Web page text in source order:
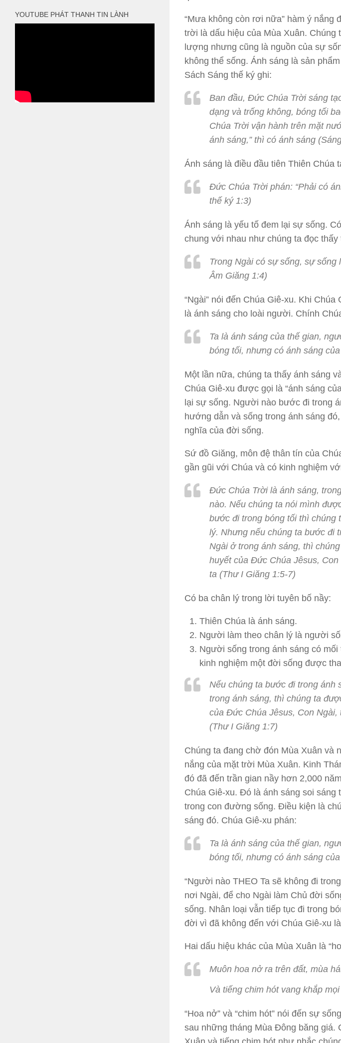
“Mưa không còn rơi nữa” hàm ý nắng
trời là dấu hiệu của Mùa Xuân. Chúng
lượng nhưng cũng là nguồn của sự
không thể sống. Ánh sáng là sản
Sách Sáng thế ký ghi:
Ban đầu, Đức Chúa Trời sáng
dạng và trống không, bóng tối
Chúa Trời vận hành trên mặt
ánh sáng,” thì có ánh sáng
Ánh sáng là điều đầu tiên Thiên Chúa
Đức Chúa Trời phán: “Phải có
thế ký 1:3)
Ánh sáng là yếu tố đem lại sự sống.
chung với nhau như chúng ta đọc thấy
Trong Ngài có sự sống, sự
Âm Giăng 1:4)
“Ngài” nói đến Chúa Giê-xu. Khi
là ánh sáng cho loài người. Chính
Ta là ánh sáng của thế gian,
bóng tối, nhưng có ánh sáng
Một lần nữa, chúng ta thấy ánh sáng
Chúa Giê-xu được gọi là “ánh sáng
lại sự sống. Người nào bước đi trong
hướng dẫn và sống trong ánh sáng
nghĩa của đời sống.
Sứ đồ Giăng, môn đệ thân tín của
gần gũi với Chúa và có kinh nghiệm
Đức Chúa Trời là ánh sáng,
nào. Nếu chúng ta nói mình
bước đi trong bóng tối thì chúng
lý. Nhưng nếu chúng ta bước đi
Ngài ở trong ánh sáng, thì
huyết của Đức Chúa Jêsus,
ta (Thư I Giăng 1:5-7)
Có ba chân lý trong lời tuyên bố nầy:
Thiên Chúa là ánh sáng.
Người làm theo chân lý là người
Người sống trong ánh sáng có
kinh nghiệm một đời sống được
Nếu chúng ta bước đi trong ánh
trong ánh sáng, thì chúng ta
của Đức Chúa Jêsus, Con Ngài,
(Thư I Giăng 1:7)
Chúng ta đang chờ đón Mùa Xuân và
nắng của mặt trời Mùa Xuân. Kinh
đó đã đến trần gian nầy hơn 2,000
Chúa Giê-xu. Đó là ánh sáng soi sáng
trong con đường sống. Điều kiện là
sáng đó. Chúa Giê-xu phán:
Ta là ánh sáng của thế gian,
bóng tối, nhưng có ánh sáng
“Người nào THEO Ta sẽ không đi
nơi Ngài, để cho Ngài làm Chủ đời
sống. Nhân loại vẫn tiếp tục đi trong
đời vì đã không đến với Chúa Giê-xu
Hai dấu hiệu khác của Mùa Xuân là
Muôn hoa nở ra trên đất, mùa
Và tiếng chim hót vang khắp
“Hoa nở” và “chim hót” nói đến sự
sau những tháng Mùa Đông băng giá.
YOUTUBE PHÁT THANH TIN LÀNH